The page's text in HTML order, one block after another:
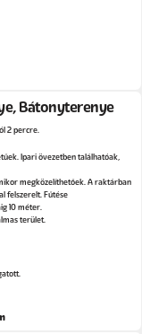
Bátonyterenye
2 percre.
Ipari övezetben találhatóak,
megközelíthetőek. A raktárban
felszerelt. Fűtése
10 méter.
terület.